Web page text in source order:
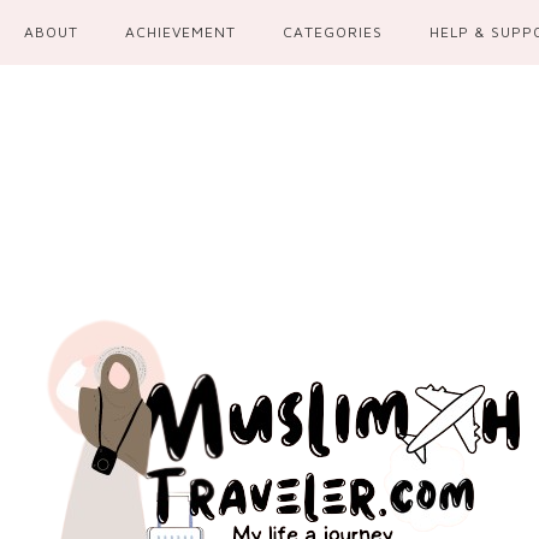
ABOUT ACHIEVEMENT CATEGORIES HELP &